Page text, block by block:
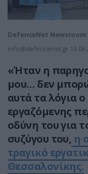
DefenceNet Newsroom
info@defencenet.gr
«Ήταν η
μου… δεν
αυτά τα λόγια
εργαζόμενης
οδύνη του για
συζύγου του, η
τραγικό
Θεσσαλονίκης.